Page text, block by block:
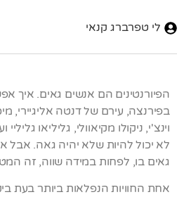
לי טפרברג קנאי
הפיורנטינים הם אנשים גאים. איך
בפירנצה, עירם של דנטה אליגיירי,
וינצ'י, ניקולו מקיאוולי, גליליאו
לא יכול להיות שלא יהיה גאה. אבל
גאים בו, לפחות במידה שווה, זה
אחת החוויות הנפלאות ביותר בעת